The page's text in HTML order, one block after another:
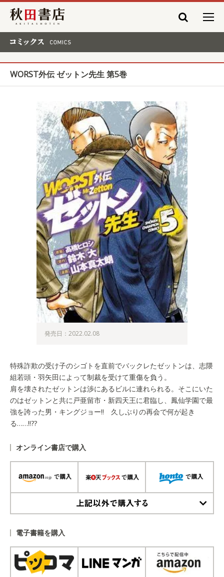
秋田書店
WORST外伝 ゼットン先生 第5巻
発売日：2022.02.08
特殊詐欺の受け子のシゴトを直前でバックレたゼットンは、志隈
組若頭・羽矢田によって制裁を受けて重傷を負う。
肩を壊されたゼットンは渉にあるビルに連れられる。そこにいた
のはゼットンと共に戸亜留市・新四天王に君臨し、鳳仙学園で最
強を誇った男・キングジョー!! 久しぶりの再会で何が起き
る……!!??
オンライン書店で購入
電子書籍を購入